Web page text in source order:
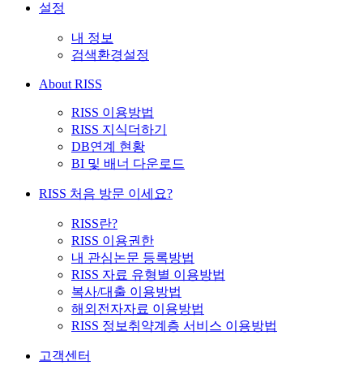
설정
내 정보
검색환경설정
About RISS
RISS 이용방법
RISS 지식더하기
DB연계 현황
BI 및 배너 다운로드
RISS 처음 방문 이세요?
RISS란?
RISS 이용권한
내 관심논문 등록방법
RISS 자료 유형별 이용방법
복사/대출 이용방법
해외전자자료 이용방법
RISS 정보취약계층 서비스 이용방법
고객센터